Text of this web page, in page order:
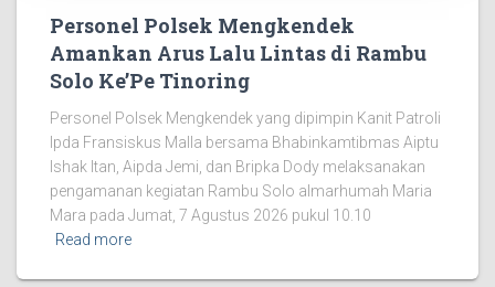
Personel Polsek Mengkendek
Amankan Arus Lalu Lintas di Rambu
Solo Ke’Pe Tinoring
Personel Polsek Mengkendek yang dipimpin Kanit Patroli
Ipda Fransiskus Malla bersama Bhabinkamtibmas Aiptu
Ishak Itan, Aipda Jemi, dan Bripka Dody melaksanakan
pengamanan kegiatan Rambu Solo almarhumah Maria
Mara pada Jumat, 7 Agustus 2026 pukul 10.10
Read more